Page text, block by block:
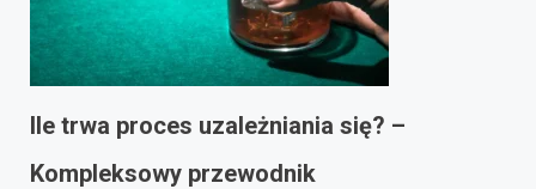
Ile trwa proces uzależniania się? –
Kompleksowy przewodnik